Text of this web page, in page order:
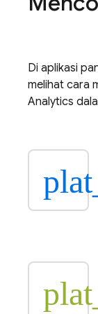
Di aplikasi
melihat cara
Analytics